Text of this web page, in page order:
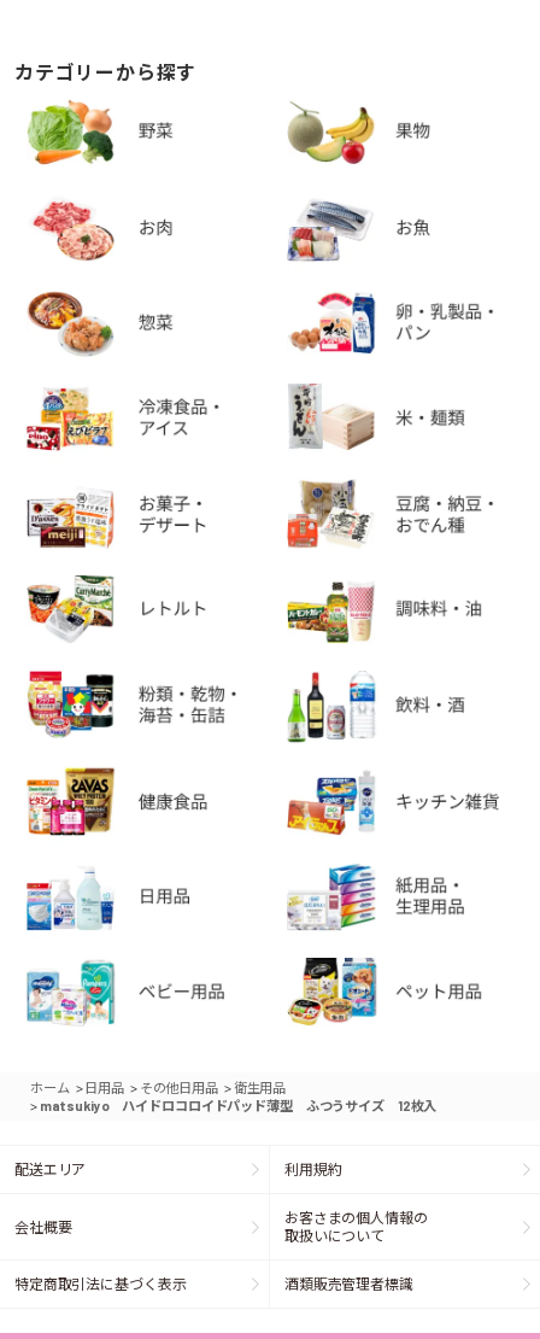
カテゴリーから探す
ホーム > 日用品 > その他日用品 > 衛生用品
> matsukiyo ハイドロコロイドパッド薄型 ふつうサイズ 12枚入
配送エリア 利用規約
会社概要
お客さまの個人情報の
取扱いについて
特定商取引法に基づく表示 酒類販売管理者標識